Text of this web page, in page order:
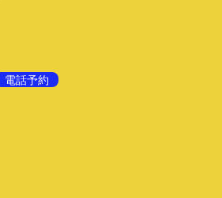
電話予約